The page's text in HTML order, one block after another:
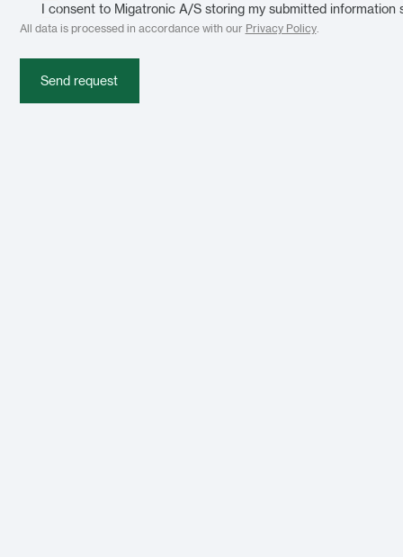
I consent to Migatronic A/S storing my submitted information
All data is processed in accordance with our Privacy Policy.
Send request